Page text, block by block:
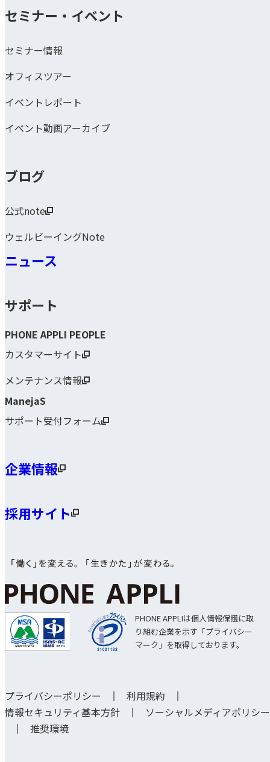
セミナー・イベント
セミナー情報
オフィスツアー
イベントレポート
イベント動画アーカイブ
ブログ
公式note
ウェルビーイングNote
ニュース
サポート
PHONE APPLI PEOPLE
カスタマーサイト
メンテナンス情報
ManejaS
サポート受付フォーム
企業情報
採用サイト
PHONE APPLIは個人情報保護に取
り組む企業を示す「プライバシー
マーク」を取得しております。
プライバシーポリシー
利用規約
情報セキュリティ基本方針
ソーシャルメディアポリシー
推奨環境